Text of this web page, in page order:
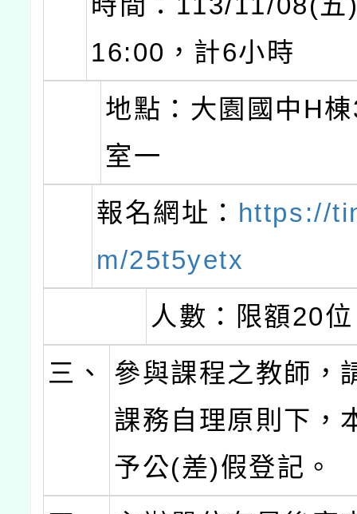
16:00，計6小時
地點：大園國中H
室一
報名網址： https://
m/25t5yetx
人數：限額20位
三、
參與課程之教師，
課務自理原則下，
予公(差)假登記。